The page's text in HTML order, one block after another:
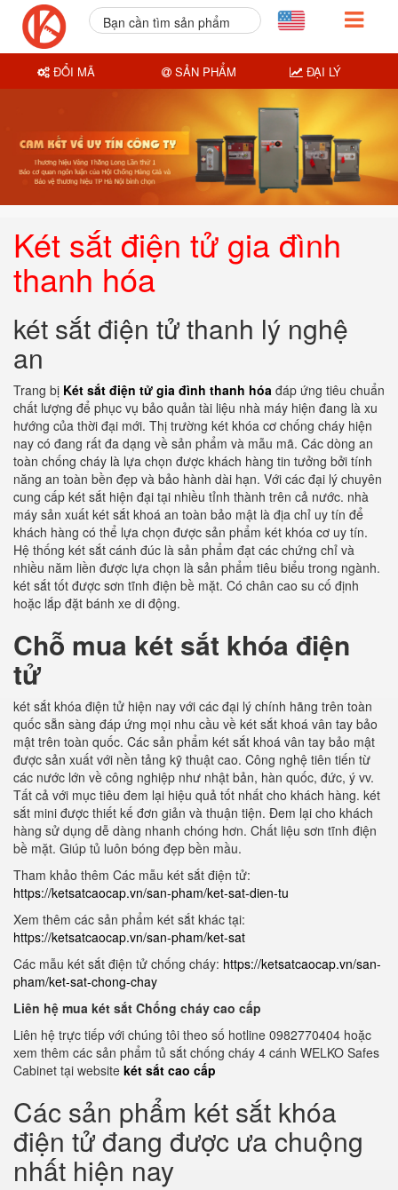
Két sắt điện tử gia đình
thanh hóa
két sắt điện tử thanh lý nghệ
an
Trang bị Két sắt điện tử gia đình thanh hóa đáp ứng tiêu chuẩn
chất lượng để phục vụ bảo quản tài liệu nhà máy hiện đang là xu
hướng của thời đại mới. Thị trường két khóa cơ chống cháy hiện
nay có đang rất đa dạng về sản phẩm và mẫu mã. Các dòng an
toàn chống cháy là lựa chọn được khách hàng tin tưởng bởi tính
năng an toàn bền đẹp và bảo hành dài hạn. Với các đại lý chuyên
cung cấp két sắt hiện đại tại nhiều tỉnh thành trên cả nước. nhà
máy sản xuất két sắt khoá an toàn bảo mật là địa chỉ uy tín để
khách hàng có thể lựa chọn được sản phẩm két khóa cơ uy tín.
Hệ thống két sắt cánh đúc là sản phẩm đạt các chứng chỉ và
nhiều năm liền được lựa chọn là sản phẩm tiêu biểu trong ngành.
két sắt tốt được sơn tĩnh điện bề mặt. Có chân cao su cố định
hoặc lắp đặt bánh xe di động.
Chỗ mua két sắt khóa điện
tử
két sắt khóa điện tử hiện nay với các đại lý chính hãng trên toàn
quốc sẵn sàng đáp ứng mọi nhu cầu về két sắt khoá vân tay bảo
mật trên toàn quốc. Các sản phẩm két sắt khoá vân tay bảo mật
được sản xuất với nền tảng kỹ thuật cao. Công nghệ tiên tiến từ
các nước lớn về công nghiệp như nhật bản, hàn quốc, đức, ý vv.
Tất cả với mục tiêu đem lại hiệu quả tốt nhất cho khách hàng. két
sắt mini được thiết kế đơn giản và thuận tiện. Đem lại cho khách
hàng sử dụng dễ dàng nhanh chóng hơn. Chất liệu sơn tĩnh điện
bề mặt. Giúp tủ luôn bóng đẹp bền mầu.
Tham khảo thêm Các mẫu két sắt điện tử:
https://ketsatcaocap.vn/san-pham/ket-sat-dien-tu
Xem thêm các sản phẩm két sắt khác tại:
https://ketsatcaocap.vn/san-pham/ket-sat
Các mẫu két sắt điện tử chống cháy: https://ketsatcaocap.vn/san-
pham/ket-sat-chong-chay
Liên hệ mua két sắt Chống cháy cao cấp
Liên hệ trực tiếp với chúng tôi theo số hotline 0982770404 hoặc
xem thêm các sản phẩm tủ sắt chống cháy 4 cánh WELKO Safes
Cabinet tại website két sắt cao cấp
Các sản phẩm két sắt khóa
điện tử đang được ưa chuộng
nhất hiện nay
Bạn cần tìm sản phẩm
ĐỔI MÃ SẢN PHẨM ĐẠI LÝ